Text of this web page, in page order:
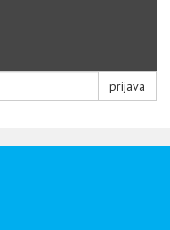
prijava